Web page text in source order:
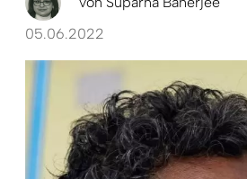
05.06.2022